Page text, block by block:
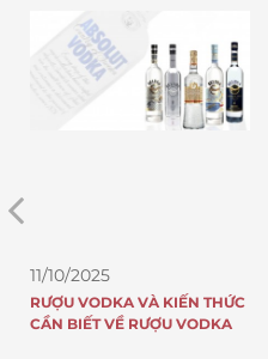
11/10/2025
RƯỢU VODKA VÀ KIẾN THỨC
CẦN BIẾT VỀ RƯỢU VODKA